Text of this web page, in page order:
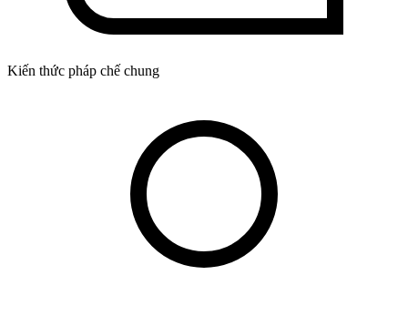
Kiến thức pháp chế chung